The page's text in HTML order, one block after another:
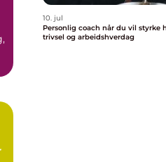
10. jul
Personlig coach når du vil styrke helse,
trivsel og arbeidshverdag